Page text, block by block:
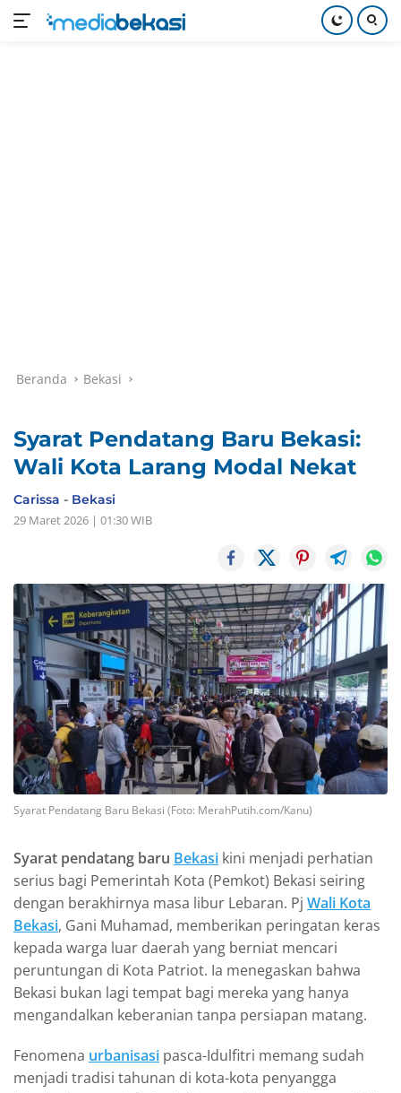
Beranda Bekasi
Syarat Pendatang Baru Bekasi:
Wali Kota Larang Modal Nekat
Carissa - Bekasi
29 Maret 2026 | 01:30 WIB
Syarat Pendatang Baru Bekasi (Foto: MerahPutih.com/Kanu)
Syarat pendatang baru Bekasi kini menjadi perhatian
serius bagi Pemerintah Kota (Pemkot) Bekasi seiring
dengan berakhirnya masa libur Lebaran. Pj Wali Kota
Bekasi, Gani Muhamad, memberikan peringatan keras
kepada warga luar daerah yang berniat mencari
peruntungan di Kota Patriot. Ia menegaskan bahwa
Bekasi bukan lagi tempat bagi mereka yang hanya
mengandalkan keberanian tanpa persiapan matang.
Fenomena urbanisasi pasca-Idulfitri memang sudah
menjadi tradisi tahunan di kota-kota penyangga